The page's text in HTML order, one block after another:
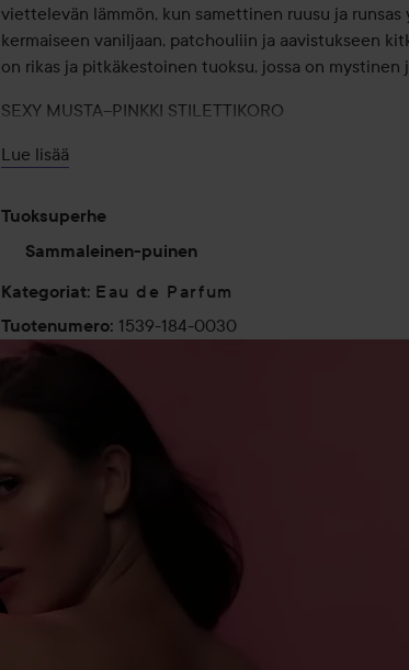
viettelevän lämmön, kun samettinen ruusu ja
kermaiseen vaniljaan, patchouliin ja aavistukseen
on rikas ja pitkäkestoinen tuoksu, jossa on
SEXY MUSTA–PINKKI STILETTIKORO
Good Girl Blush Elixir -korkokenkäpullo muuttaa
all. Good Girl Blush Elixir esitellään kiiltävässä
pastellinpunaiset yksityiskohdat, jotka heijastavat
Suihkuta halutuille kehon pulssipisteille, kuten
alueelle ja polvitaipeisiin.
Lue lisää
Tuoksuperhe
Sammaleinen-puinen
Kategoriat: Eau de Parfum
Tuotenumero: 1539-184-0030